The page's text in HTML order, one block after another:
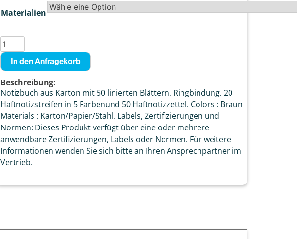
Materialien
In den Anfragekorb
Beschreibung:
Notizbuch aus Karton mit 50 linierten Blättern, Ringbindung, 20
Haftnotizstreifen in 5 Farbenund 50 Haftnotizzettel. Colors : Braun
Materials : Karton/Papier/Stahl. Labels, Zertifizierungen und
Normen: Dieses Produkt verfügt über eine oder mehrere
anwendbare Zertifizierungen, Labels oder Normen. Für weitere
Informationen wenden Sie sich bitte an Ihren Ansprechpartner im
Vertrieb.